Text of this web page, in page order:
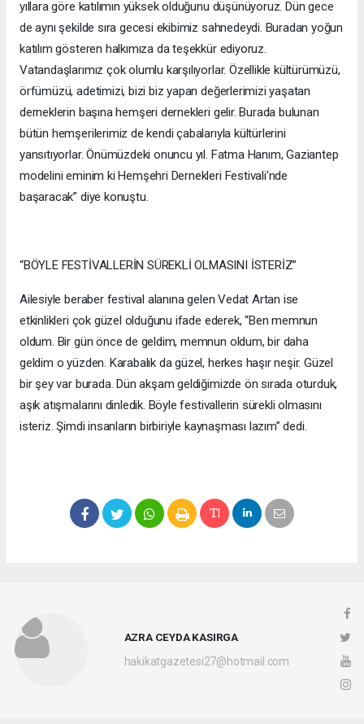
yıllara göre katılımın yüksek olduğunu düşünüyoruz. Dün gece
de aynı şekilde sıra gecesi ekibimiz sahnedeydi. Buradan yoğun
katılım gösteren halkımıza da teşekkür ediyoruz.
Vatandaşlarımız çok olumlu karşılıyorlar. Özellikle kültürümüzü,
örfümüzü, adetimizi, bizi biz yapan değerlerimizi yaşatan
derneklerin başına hemşeri dernekleri gelir. Burada bulunan
bütün hemşerilerimiz de kendi çabalarıyla kültürlerini
yansıtıyorlar. Önümüzdeki onuncu yıl. Fatma Hanım, Gaziantep
modelini eminim ki Hemşehri Dernekleri Festivali'nde
başaracak” diye konuştu.
“BÖYLE FESTİVALLERİN SÜREKLİ OLMASINI İSTERİZ”
Ailesiyle beraber festival alanına gelen Vedat Artan ise
etkinlikleri çok güzel olduğunu ifade ederek, “Ben memnun
oldum. Bir gün önce de geldim, memnun oldum, bir daha
geldim o yüzden. Karabalık da güzel, herkes haşır neşir. Güzel
bir şey var burada. Dün akşam geldiğimizde ön sırada oturduk,
aşık atışmalarını dinledik. Böyle festivallerin sürekli olmasını
isteriz. Şimdi insanların birbiriyle kaynaşması lazım” dedi.
AZRA CEYDA KASIRGA
hakikatgazetesi27@hotmail.com